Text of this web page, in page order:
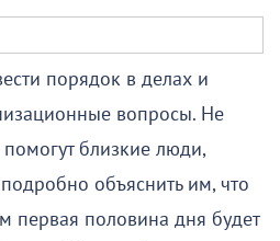
порядок в делах и
вопросы. Не
близкие люди,
объяснить им, что
первая половина дня будет